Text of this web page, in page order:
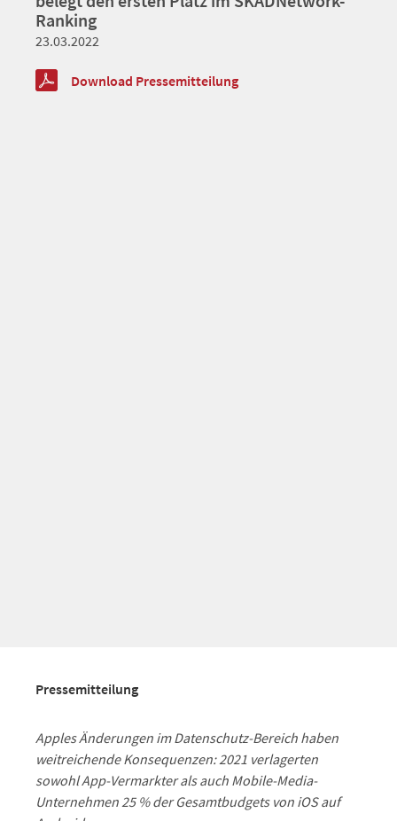
Ranking
23.03.2022
Download Pressemitteilung
Pressemitteilung
Apples Änderungen im Datenschutz-Bereich haben
weitreichende Konsequenzen:2021 verlagerten
sowohl App-Vermarkter als auch Mobile-Media-
Unternehmen 25 % der Gesamtbudgets von iOS auf